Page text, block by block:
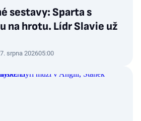
sestavy: Sparta s
na hrotu. Lídr Slavie už
7. srpna 202605:00